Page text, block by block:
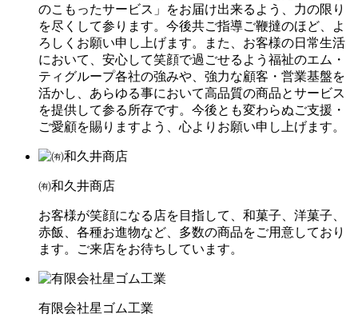
のこもったサービス」をお届け出来るよう、力の限り
を尽くして参ります。今後共ご指導ご鞭撻のほど、よ
ろしくお願い申し上げます。また、お客様の日常生活
において、安心して笑顔で過ごせるよう福祉のエム・
ティグループ各社の強みや、強力な顧客・営業基盤を
活かし、あらゆる事において高品質の商品とサービス
を提供して参る所存です。今後とも変わらぬご支援・
ご愛顧を賜りますよう、心よりお願い申し上げます。
㈲和久井商店
お客様が笑顔になる店を目指して、和菓子、洋菓子、
赤飯、各種お進物など、多数の商品をご用意しており
ます。ご来店をお待ちしています。
有限会社星ゴム工業